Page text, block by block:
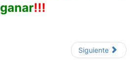
ganar!!!
Siguiente